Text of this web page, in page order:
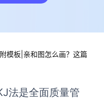
附模板|亲和图怎么画？这篇
法是全面质量管